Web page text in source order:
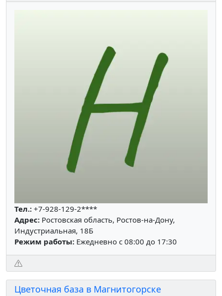
Тел.: +7-928-129-2****
Адрес: Ростовская область, Ростов-на-Дону,
Индустриальная, 18Б
Режим работы: Ежедневно с 08:00 до 17:30
Цветочная база в Магнитогорске